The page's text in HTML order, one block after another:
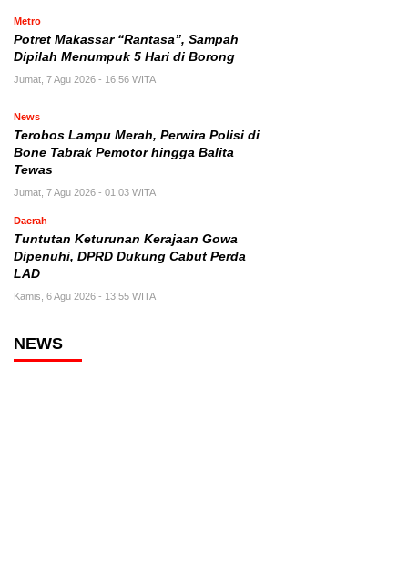
Metro
Potret Makassar “Rantasa”, Sampah
Dipilah Menumpuk 5 Hari di Borong
Jumat, 7 Agu 2026 - 16:56 WITA
News
Terobos Lampu Merah, Perwira Polisi di
Bone Tabrak Pemotor hingga Balita
Tewas
Jumat, 7 Agu 2026 - 01:03 WITA
Daerah
Tuntutan Keturunan Kerajaan Gowa
Dipenuhi, DPRD Dukung Cabut Perda
LAD
Kamis, 6 Agu 2026 - 13:55 WITA
NEWS